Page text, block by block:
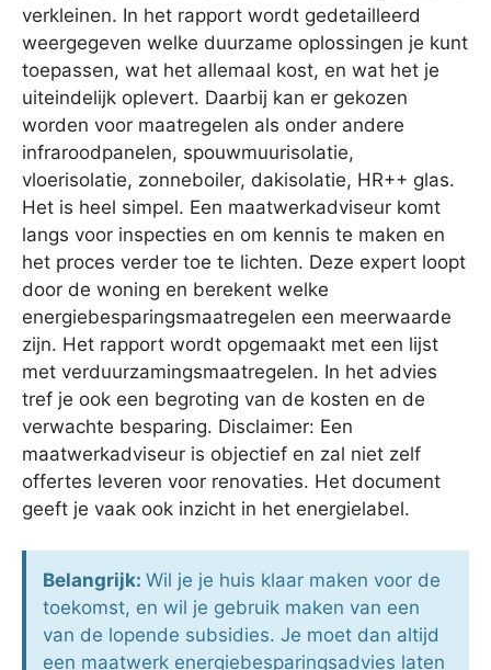
verkleinen. In het rapport wordt gedetailleerd
weergegeven welke duurzame oplossingen je kunt
toepassen, wat het allemaal kost, en wat het je
uiteindelijk oplevert. Daarbij kan er gekozen
worden voor maatregelen als onder andere
infraroodpanelen, spouwmuurisolatie,
vloerisolatie, zonneboiler, dakisolatie, HR++ glas.
Het is heel simpel. Een maatwerkadviseur komt
langs voor inspecties en om kennis te maken en
het proces verder toe te lichten. Deze expert loopt
door de woning en berekent welke
energiebesparingsmaatregelen een meerwaarde
zijn. Het rapport wordt opgemaakt met een lijst
met verduurzamingsmaatregelen. In het advies
tref je ook een begroting van de kosten en de
verwachte besparing. Disclaimer: Een
maatwerkadviseur is objectief en zal niet zelf
offertes leveren voor renovaties. Het document
geeft je vaak ook inzicht in het energielabel.
Belangrijk: Wil je je huis klaar maken voor de
toekomst, en wil je gebruik maken van een
van de lopende subsidies. Je moet dan altijd
een maatwerk energiebesparingsadvies laten